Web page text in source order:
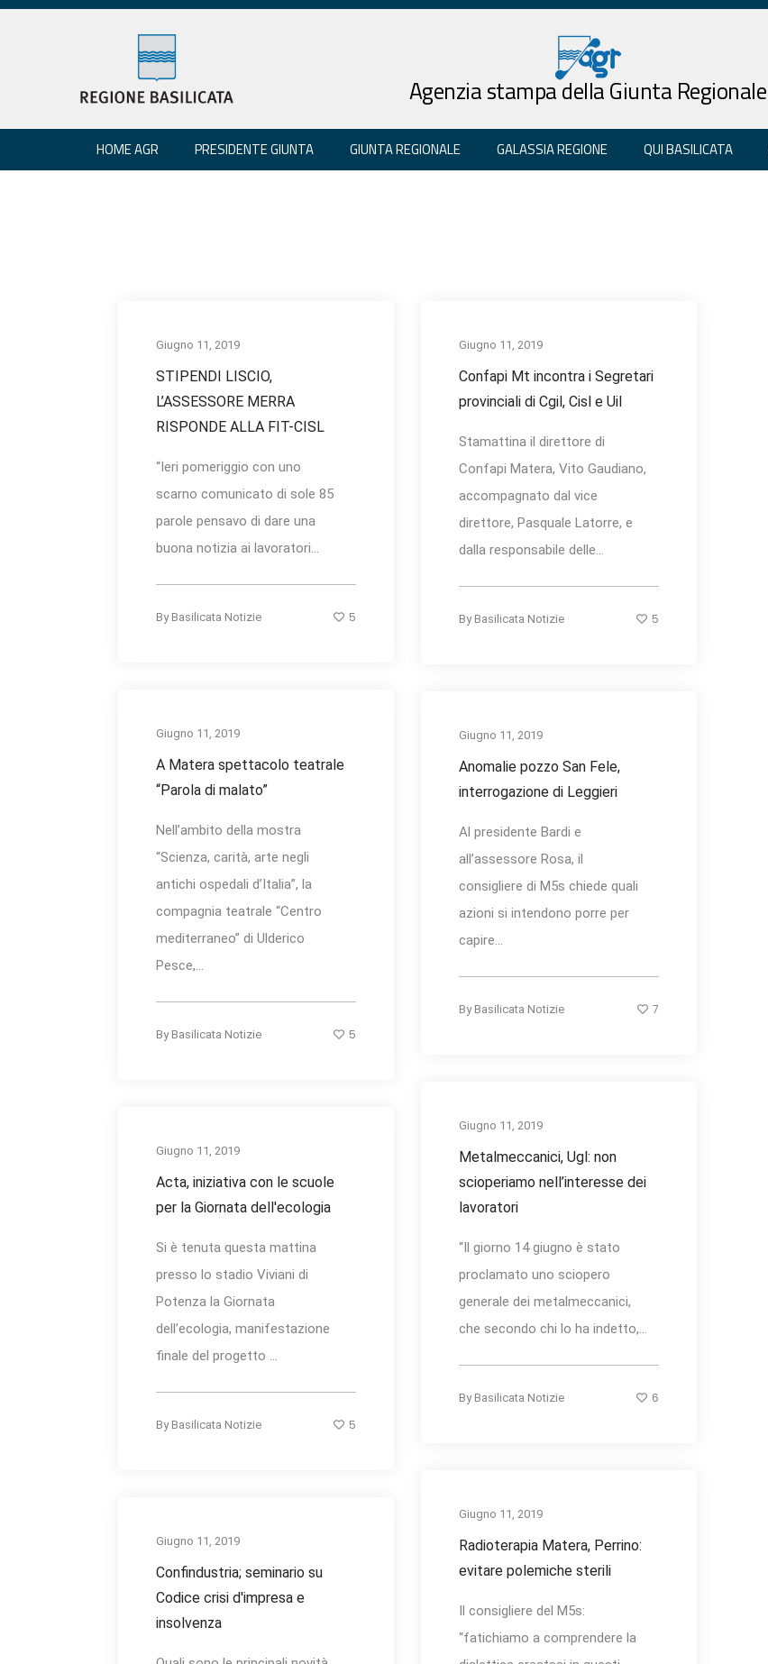
Agenzia stampa della Giunta Regionale
HOME AGR PRESIDENTE GIUNTA GIUNTA REGIONALE GALASSIA REGIONE QUI BASILICATA
Giugno 11, 2019
STIPENDI LISCIO,
L’ASSESSORE MERRA
RISPONDE ALLA FIT-CISL
“Ieri pomeriggio con uno
scarno comunicato di sole 85
parole pensavo di dare una
buona notizia ai lavoratori...
By Basilicata Notizie 5
Giugno 11, 2019
Confapi Mt incontra i Segretari
provinciali di Cgil, Cisl e Uil
Stamattina il direttore di
Confapi Matera, Vito Gaudiano,
accompagnato dal vice
direttore, Pasquale Latorre, e
dalla responsabile delle...
By Basilicata Notizie 5
Giugno 11, 2019
A Matera spettacolo teatrale
“Parola di malato”
Nell’ambito della mostra
“Scienza, carità, arte negli
antichi ospedali d’Italia”, la
compagnia teatrale “Centro
mediterraneo” di Ulderico
Pesce,...
By Basilicata Notizie 5
Giugno 11, 2019
Anomalie pozzo San Fele,
interrogazione di Leggieri
Al presidente Bardi e
all’assessore Rosa, il
consigliere di M5s chiede quali
azioni si intendono porre per
capire...
By Basilicata Notizie 7
Giugno 11, 2019
Metalmeccanici, Ugl: non
scioperiamo nell’interesse dei
lavoratori
“Il giorno 14 giugno è stato
proclamato uno sciopero
generale dei metalmeccanici,
che secondo chi lo ha indetto,...
By Basilicata Notizie 6
Giugno 11, 2019
Acta, iniziativa con le scuole
per la Giornata dell'ecologia
Si è tenuta questa mattina
presso lo stadio Viviani di
Potenza la Giornata
dell’ecologia, manifestazione
finale del progetto ...
By Basilicata Notizie 5
Giugno 11, 2019
Radioterapia Matera, Perrino:
evitare polemiche sterili
Il consigliere del M5s:
“fatichiamo a comprendere la
Giugno 11, 2019
Confindustria; seminario su
Codice crisi d'impresa e
insolvenza